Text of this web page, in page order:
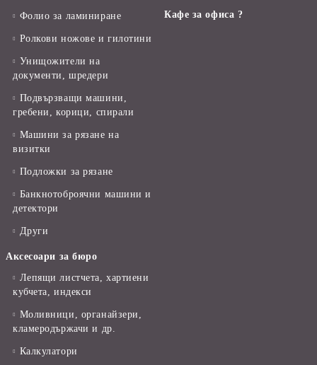
Фолио за ламиниране
Ролкови ножове и гилотини
Унищожители на
документи, шредери
Подвързващи машини,
гребени, корици, спирали
Машини за рязане на
визитки
Подложки за рязане
Банкнотоброячни машини и
детектори
Други
Аксесоари за бюро
Лепящи листчета, хартиени
кубчета, индекси
Моливници, органайзери,
кламеродържачи и др.
Калкулатори
Кафе за офиса ?